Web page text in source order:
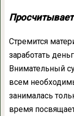
Стремится
заработать
Внимательный
всем
занималась
время